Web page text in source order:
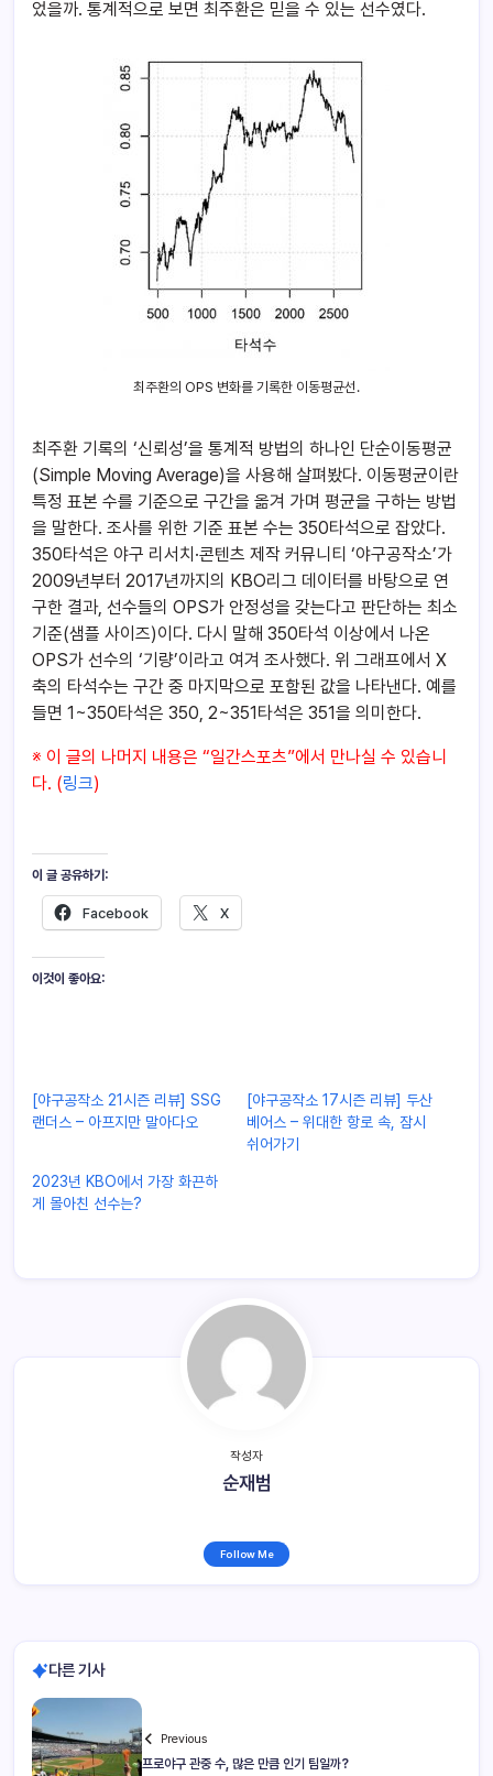
었을까. 통계적으로 보면 최주환은 믿을 수 있는 선수였다.
최주환의 OPS 변화를 기록한 이동평균선.
최주환 기록의 ‘신뢰성’을 통계적 방법의 하나인 단순이동평균
(Simple Moving Average)을 사용해 살펴봤다. 이동평균이란
특정 표본 수를 기준으로 구간을 옮겨 가며 평균을 구하는 방법
을 말한다. 조사를 위한 기준 표본 수는 350타석으로 잡았다.
350타석은 야구 리서치·콘텐츠 제작 커뮤니티 ‘야구공작소’가
2009년부터 2017년까지의 KBO리그 데이터를 바탕으로 연
구한 결과, 선수들의 OPS가 안정성을 갖는다고 판단하는 최소
기준(샘플 사이즈)이다. 다시 말해 350타석 이상에서 나온
OPS가 선수의 ‘기량’이라고 여겨 조사했다. 위 그래프에서 X
축의 타석수는 구간 중 마지막으로 포함된 값을 나타낸다. 예를
들면 1~350타석은 350, 2~351타석은 351을 의미한다.
※ 이 글의 나머지 내용은 “일간스포츠”에서 만나실 수 있습니
다. (링크)
이 글 공유하기:
Facebook X
이것이 좋아요:
[야구공작소 21시즌 리뷰] SSG
랜더스 – 아프지만 말아다오
[야구공작소 17시즌 리뷰] 두산
베어스 – 위대한 항로 속, 잠시
쉬어가기
2023년 KBO에서 가장 화끈하
게 몰아친 선수는?
작성자
순재범
Follow Me
다른 기사
Previous
프로야구 관중 수, 많은 만큼 인기 팀일까?